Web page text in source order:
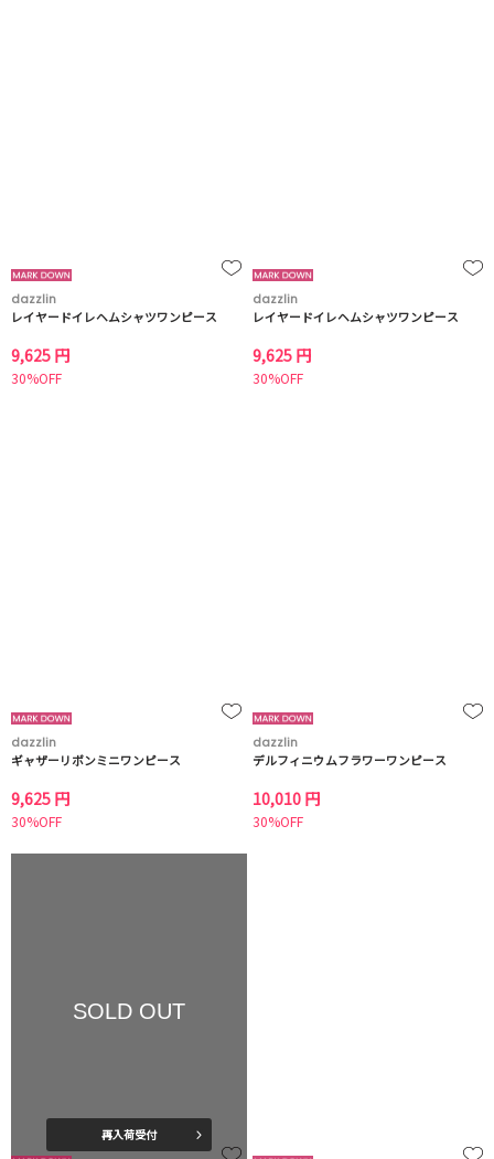
dazzlin
レイヤードイレヘムシャツワンピース
9,625 円
30%OFF
dazzlin
レイヤードイレヘムシャツワンピース
9,625 円
30%OFF
dazzlin
ギャザーリボンミニワンピース
9,625 円
30%OFF
dazzlin
デルフィニウムフラワーワンピース
10,010 円
30%OFF
SOLD OUT
再入荷受付